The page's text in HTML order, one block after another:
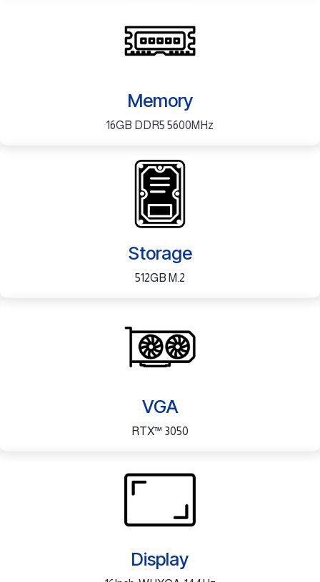
Memory
16GB DDR5 5600MHz
Storage
512GB M.2
VGA
RTX™ 3050
Display